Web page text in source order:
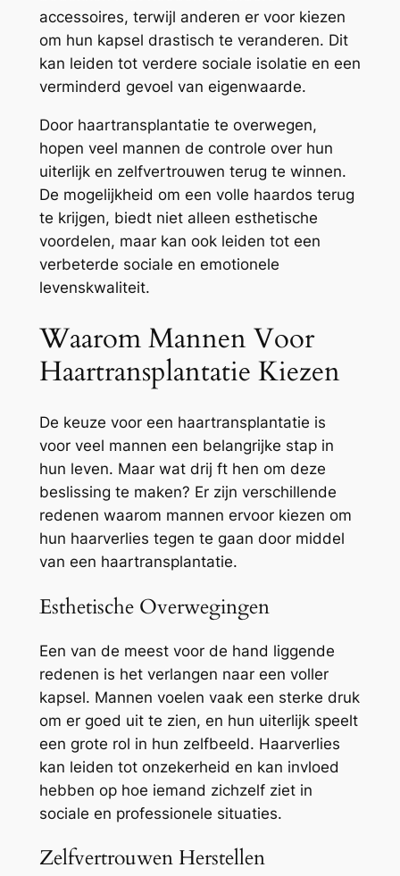
accessoires, terwijl anderen er voor kiezen
om hun kapsel drastisch te veranderen. Dit
kan leiden tot verdere sociale isolatie en een
verminderd gevoel van eigenwaarde.
Door haartransplantatie te overwegen,
hopen veel mannen de controle over hun
uiterlijk en zelfvertrouwen terug te winnen.
De mogelijkheid om een volle haardos terug
te krijgen, biedt niet alleen esthetische
voordelen, maar kan ook leiden tot een
verbeterde sociale en emotionele
levenskwaliteit.
Waarom Mannen Voor
Haartransplantatie Kiezen
De keuze voor een haartransplantatie is
voor veel mannen een belangrijke stap in
hun leven. Maar wat drij ft hen om deze
beslissing te maken? Er zijn verschillende
redenen waarom mannen ervoor kiezen om
hun haarverlies tegen te gaan door middel
van een haartransplantatie.
Esthetische Overwegingen
Een van de meest voor de hand liggende
redenen is het verlangen naar een voller
kapsel. Mannen voelen vaak een sterke druk
om er goed uit te zien, en hun uiterlijk speelt
een grote rol in hun zelfbeeld. Haarverlies
kan leiden tot onzekerheid en kan invloed
hebben op hoe iemand zichzelf ziet in
sociale en professionele situaties.
Zelfvertrouwen Herstellen